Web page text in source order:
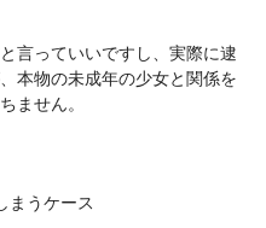
言っていいですし、実際に逮
本物の未成年の少女と関係を
ません。
まうケース